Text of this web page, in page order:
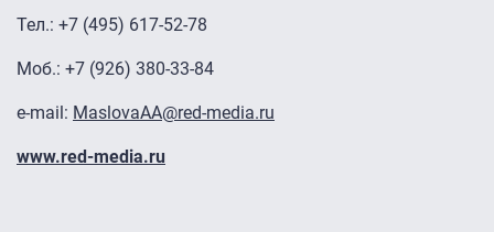
Тел.: +7 (495) 617-52-78
Моб.: +7 (926) 380-33-84
e-mail: MaslovaAA@red-media.ru
www.red-media.ru